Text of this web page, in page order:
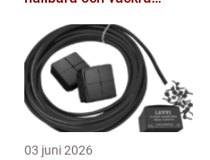
03 juni 2026